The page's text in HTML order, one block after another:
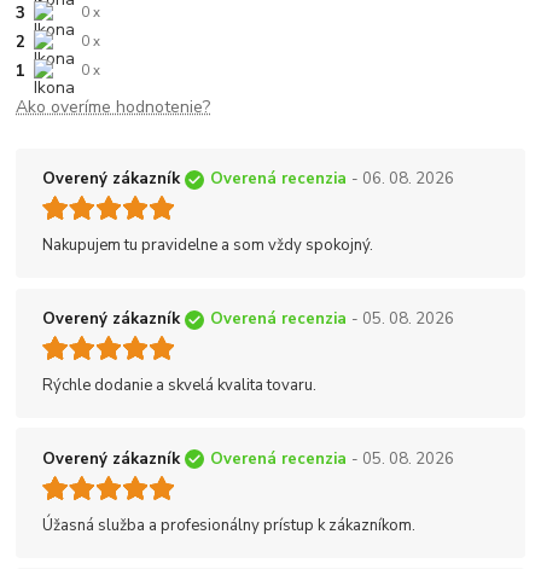
3 0 x
2 0 x
1 0 x
Ako overíme hodnotenie?
Overený zákazník Overená recenzia - 06. 08. 2026
Nakupujem tu pravidelne a som vždy spokojný.
Overený zákazník Overená recenzia - 05. 08. 2026
Rýchle dodanie a skvelá kvalita tovaru.
Overený zákazník Overená recenzia - 05. 08. 2026
Úžasná služba a profesionálny prístup k zákazníkom.